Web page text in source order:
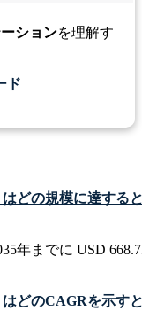
ションを理解す
ド
どの規模に達する
年までに USD
どのCAGRを示す